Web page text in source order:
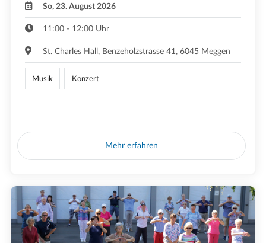
So, 23. August 2026
11:00 - 12:00 Uhr
St. Charles Hall, Benzeholzstrasse 41, 6045 Meggen
Musik Konzert
Mehr erfahren